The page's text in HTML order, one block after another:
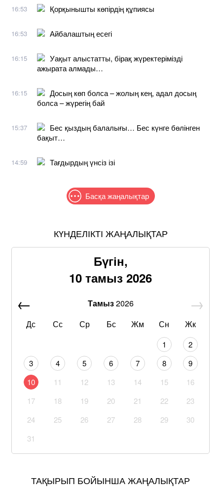
16:53 Қорқынышты көпірдің құпиясы
16:53 Айбалаштың есегі
16:15
Уақыт алыстатты, бірақ жүректерімізді
ажырата алмады…
16:15
Досың көп болса – жолың кең, адал досың
болса – жүрегің бай
15:37
Бес қыздың балалығы… Бес күнге бөлінген
бақыт…
14:59 Тағдырдың үнсіз ізі
Басқа жаңалықтар
КҮНДЕЛІКТІ ЖАҢАЛЫҚТАР
Бүгін,
10 тамыз 2026
Тамыз2026
Дс
Сс Ср Бс Жм Сн Жк
1
2
3
4 5 6 7 8
9
10
11 12 13 14 15
16
17
18 19 20 21 22
23
24
25 26 27 28 29
30
31
ТАҚЫРЫП БОЙЫНША ЖАҢАЛЫҚТАР